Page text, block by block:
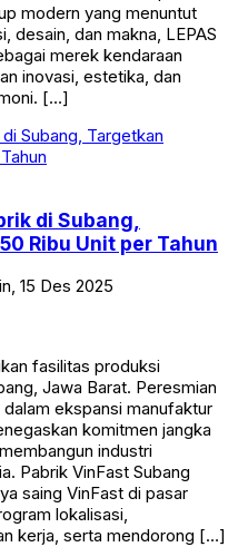
modern yang menuntut
desain, dan makna, LEPAS
merek kendaraan
inovasi, estetika, dan
[…]
di Subang,
Ribu Unit per Tahun
15 Des 2025
fasilitas produksi
Jawa Barat. Peresmian
ekspansi manufaktur
komitmen jangka
industri
Pabrik VinFast Subang
saing VinFast di pasar
lokalisasi,
kerja, serta mendorong […]